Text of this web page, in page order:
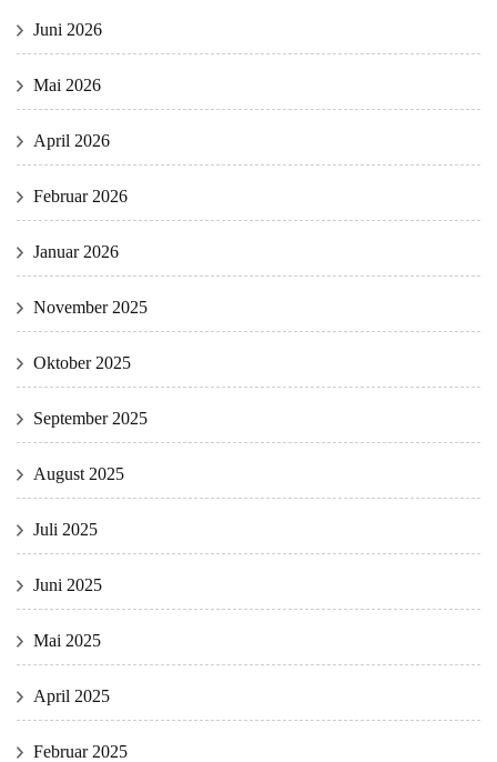
Juni 2026
Mai 2026
April 2026
Februar 2026
Januar 2026
November 2025
Oktober 2025
September 2025
August 2025
Juli 2025
Juni 2025
Mai 2025
April 2025
Februar 2025